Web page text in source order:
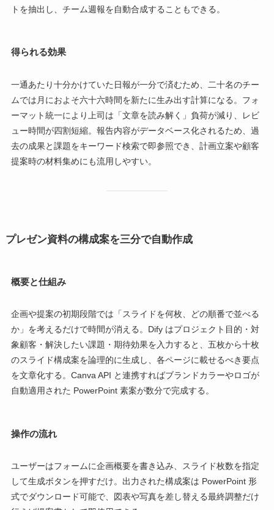
トを抽出し、チーム週報を自動合成することもできる。
得られる効果
一通あたり十分かけていた日報が一分で済むため、二十名のチー
ムでは月におよそ六十六時間を新たに生み出す計算になる。フォ
ーマット統一により上司は「文章を読み解く」負荷が減り、レビ
ュー時間が四割短縮。報告内容がデータベース化されるため、過
去の成果と課題をキーワード検索で即参照でき、計画立案や顧客
提案時の材料集めにも流用しやすい。
プレゼン資料の構成案を三分で自動作成
概要と仕組み
企画や提案の初期段階では「スライドを何枚、どの順番で並べる
か」を考えるだけで時間が消える。Dify はプロジェクト目的・対
象顧客・解決したい課題・期待効果を入力すると、五枚から十枚
のスライド構成案を論理的に生成し、各ページに載せるべき要点
を文章化する。Canva API と連携すればブランドカラーやロゴが
自動適用された PowerPoint 素案が数分で完成する。
操作の流れ
ユーザーはフォームに企画概要を書き込み、スライド枚数を指定
して生成ボタンを押すだけ。出力された構成案は PowerPoint 形
式でダウンロード可能で、図表や写真を差し替える最終調整だけ